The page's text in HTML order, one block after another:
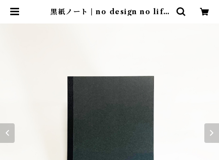
黒紙ノート | no design no life